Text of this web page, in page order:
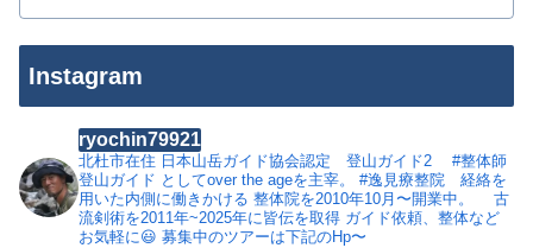
Instagram
ryochin79921
北杜市在住 日本山岳ガイド協会認定 登山ガイド2
#整体師
登山ガイド としてover the ageを主宰。
#逸見療整院 経絡を
用いた内側に働きかける 整体院を2010年10月〜開業中。
古
流剣術を2011年~2025年に皆伝を取得 ガイド依頼、整体など
お気軽に😃 募集中のツアーは下記のHp〜